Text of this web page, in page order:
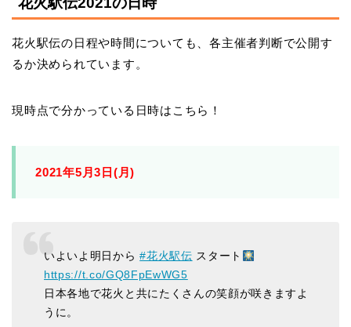
花火駅伝の日程や時間についても、各主催者判断で公開す
るか決められています。
現時点で分かっている日時はこちら！
2021年5月3日(月)
いよいよ明日から#花火駅伝 スタート
https://t.co/GQ8FpEwWG5
日本各地で花火と共にたくさんの笑顔が咲きますよ
うに。